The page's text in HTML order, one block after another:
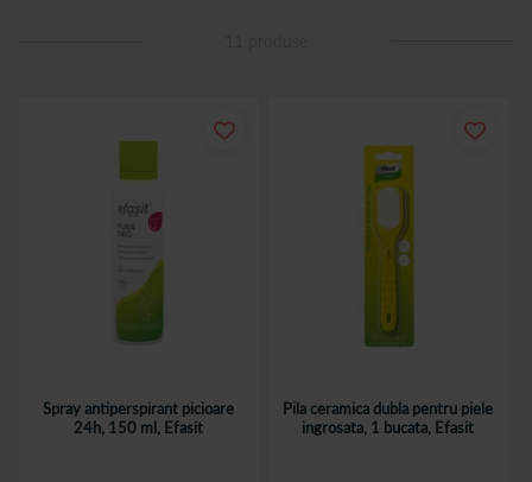
Spray antiperspirant picioare
24h, 150 ml, Efasit
Pila ceramica dubla pentru piele
ingrosata, 1 bucata, Efasit